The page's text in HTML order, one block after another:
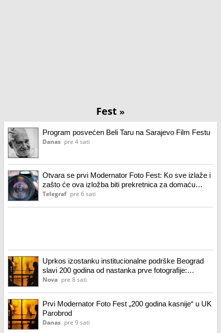
Fest »
Program posvećen Beli Taru na Sarajevo Film Festu
Danas pre 4 sati
Otvara se prvi Modernator Foto Fest: Ko sve izlaže i
zašto će ova izložba biti prekretnica za domaću
scenu
Telegraf pre 6 sati
Uprkos izostanku institucionalne podrške Beograd
slavi 200 godina od nastanka prve fotografije:
Modernator foto fest počinje 19. avgusta
Nova pre 8 sati
Prvi Modernator Foto Fest „200 godina kasnije“ u UK
Parobrod
Danas pre 9 sati